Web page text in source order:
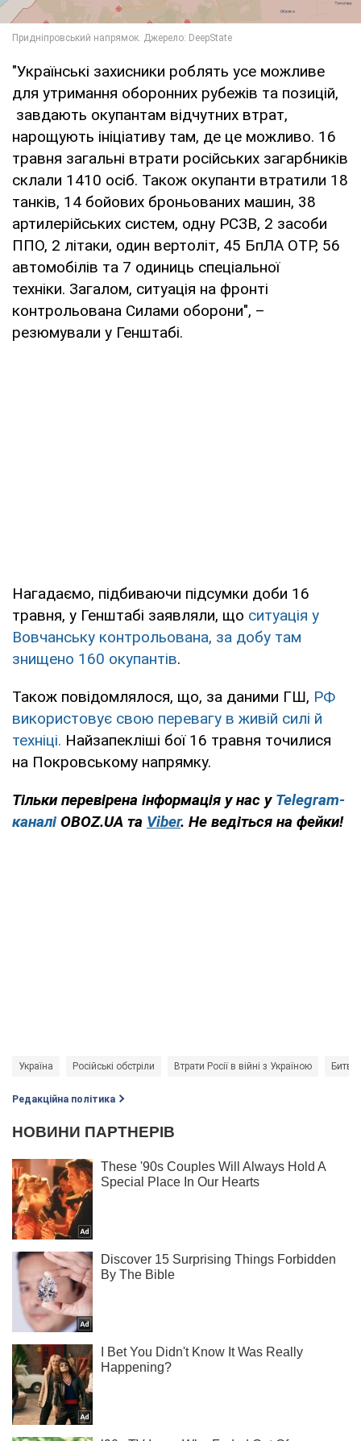
"Українські захисники роблять усе можливе
для утримання оборонних рубежів та позицій,
завдають окупантам відчутних втрат,
нарощують ініціативу там, де це можливо. 16
травня загальні втрати російських загарбників
склали 1410 осіб. Також окупанти втратили 18
танків, 14 бойових броньованих машин, 38
артилерійських систем, одну РСЗВ, 2 засоби
ППО, 2 літаки, один вертоліт, 45 БпЛА ОТР, 56
автомобілів та 7 одиниць спеціальної
техніки. Загалом, ситуація на фронті
контрольована Силами оборони", –
резюмували у Генштабі.
Нагадаємо, підбиваючи підсумки доби 16
травня, у Генштабі заявляли, що ситуація у
Вовчанську контрольована, за добу там
знищено 160 окупантів.
Також повідомлялося, що, за даними ГШ, РФ
використовує свою перевагу в живій силі й
техніці. Найзапекліші бої 16 травня точилися
на Покровському напрямку.
Тільки перевірена інформація у нас у Telegram-
каналі OBOZ.UA та Viber. Не ведіться на фейки!
Україна Російські обстріли Втрати Росії в війні з Україною
Редакційна політика